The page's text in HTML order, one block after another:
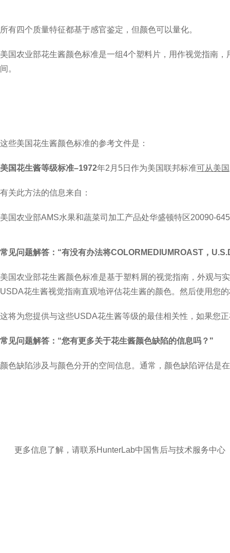
所有四个质量特征都基于感官鉴定，但颜色可以量化。
美国农业部花生酱颜色标准是一组4个塑料片，用作视觉指南
间。
这些美国花生酱颜色标准的参考文件是：
美国花生酱等级标准–1972年2 月 5日作为美国联邦标准可从美国
有关此方法的信息来自：
美国农业部AMS水果和蔬菜司加工产品处华盛顿特区20090-
常见问题解答： “有没有办法将COLORMEDIUMROAST ，
美国农业部花生酱颜色标准是基于塑料屑的视觉指南，外观与
USDA花生酱视觉指南直观地评估花生酱的颜色。然后使用您
这将为您提供与这些USDA花生酱等级的最佳相关性，如果您
常见问题解答： “您有更多关于花生酱颜色缺陷的信息吗？ "
颜色缺陷涉及与颜色分开的空间信息。通常，颜色缺陷评估是
更多信息了解，请联系HunterLab中国售后与技术服务中心